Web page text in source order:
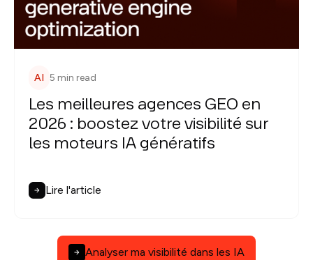
AI 5 min read
Les meilleures agences GEO en
2026 : boostez votre visibilité sur
les moteurs IA génératifs
Lire l'article
Analyser ma visibilité dans les IA